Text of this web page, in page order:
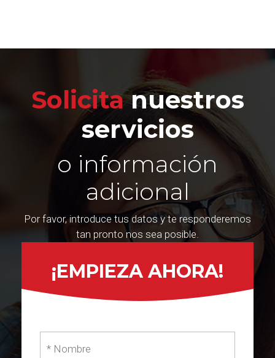
Solicitanuestros
servicios
o información
adicional
Por favor, introduce tus datos y te responderemos
tan pronto nos sea posible.
¡EMPIEZA AHORA!